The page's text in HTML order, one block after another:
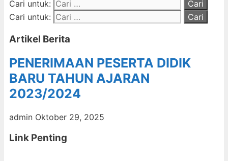
Cari untuk:
Cari untuk:
Artikel Berita
PENERIMAAN PESERTA DIDIK
BARU TAHUN AJARAN
2023/2024
admin Oktober 29, 2025
Link Penting